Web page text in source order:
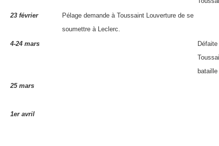
23 février
Pélage demande à Toussaint Louverture de se
soumettre à Leclerc.
4-24 mars
25 mars
1er avril